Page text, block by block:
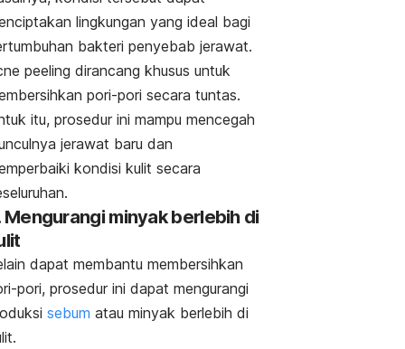
lingkungan yang ideal bagi
bakteri penyebab jerawat.
peeling dirancang khusus untuk
pori-pori secara tuntas.
itu, prosedur ini mampu mencegah
jerawat baru dan
kondisi kulit secara
Mengurangi minyak berlebih di
dapat membantu membersihkan
pori, prosedur ini dapat mengurangi
sebum atau minyak berlebih di